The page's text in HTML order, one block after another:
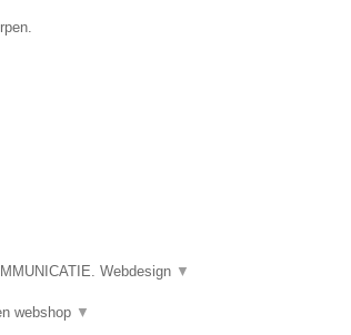
Webdesign ▼
webshop ▼